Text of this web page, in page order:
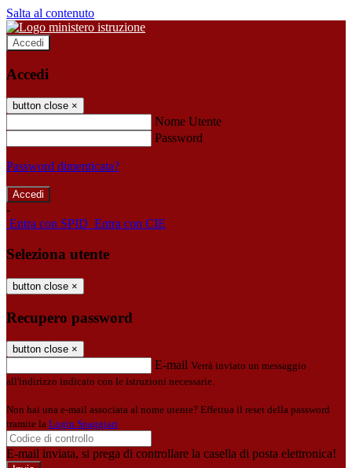
Salta al contenuto
Accedi
Accedi
button close ×
Nome Utente
Password
Password dimenticata?
-
Entra con SPID Entra con CIE
Seleziona utente
button close ×
Recupero password
button close ×
E-mail Verrà inviato un messaggio
all'indirizzo indicato con le istruzioni necessarie.
Non hai una e-mail associata al nome utente? Effettua il reset della password
tramite la Login Spaggiari
E-mail inviata, si prega di controllare la casella di posta elettronica!